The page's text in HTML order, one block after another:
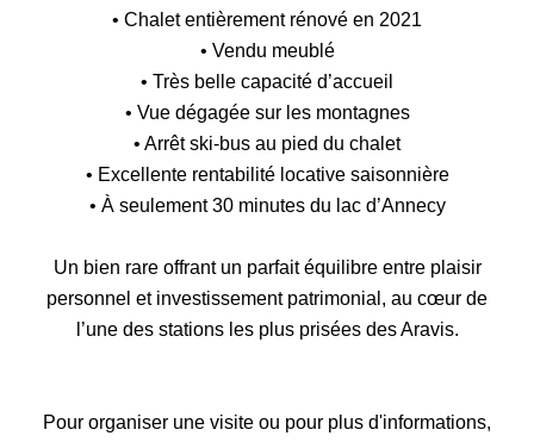
• Chalet entièrement rénové en 2021
• Vendu meublé
• Très belle capacité d’accueil
• Vue dégagée sur les montagnes
• Arrêt ski-bus au pied du chalet
• Excellente rentabilité locative saisonnière
• À seulement 30 minutes du lac d’Annecy
Un bien rare offrant un parfait équilibre entre plaisir
personnel et investissement patrimonial, au cœur de
l’une des stations les plus prisées des Aravis.
Pour organiser une visite ou pour plus d'informations,